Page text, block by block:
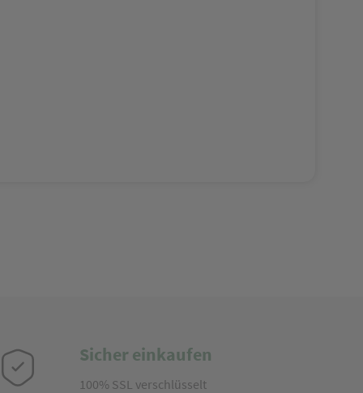
Sicher einkaufen
100% SSL verschlüsselt